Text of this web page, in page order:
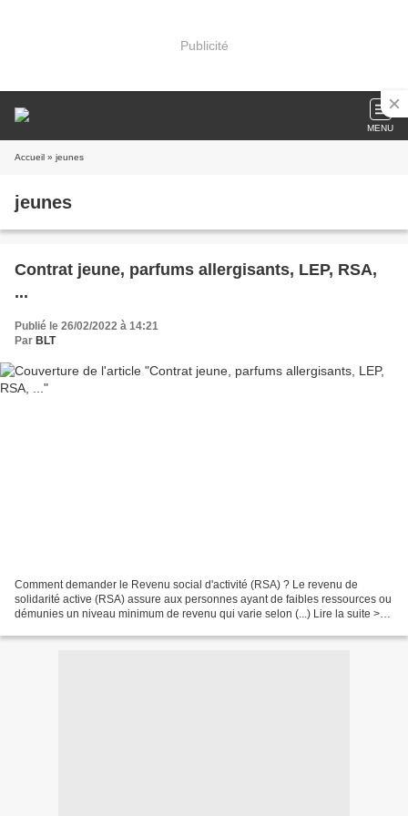
Publicité
MENU
Accueil » jeunes
jeunes
Contrat jeune, parfums allergisants, LEP, RSA,
...
Publié le 26/02/2022 à 14:21
Par BLT
Comment demander le Revenu social d'activité (RSA) ? Le revenu de
solidarité active (RSA) assure aux personnes ayant de faibles ressources ou
démunies un niveau minimum de revenu qui varie selon (...) Lire la suite >